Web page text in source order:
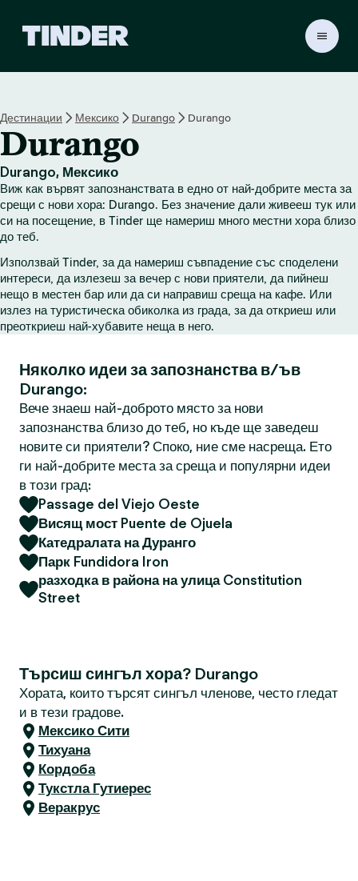
r
Н
а
а
л
о
Дестинации Мексико Durango Durango
Durango
Durango, Мексико
Виж как вървят запознанствата в едно от най-добрите места за
срещи с нови хора: Durango. Без значение дали живееш тук или
си на посещение, в Tinder ще намериш много местни хора близо
до теб.
Използвай Tinder, за да намериш съвпадение със споделени
интереси, да излезеш за вечер с нови приятели, да пийнеш
нещо в местен бар или да си направиш среща на кафе. Или
излез на туристическа обиколка из града, за да откриеш или
преоткриеш най-хубавите неща в него.
Няколко идеи за запознанства в/ъв
Durango:
Вече знаеш най-доброто място за нови
запознанства близо до теб, но къде ще заведеш
новите си приятели? Споко, ние сме насреща. Ето
ги най-добрите места за среща и популярни идеи
в този град:
Passage del Viejo Oeste
Висящ мост Puente de Ojuela
Катедралата на Дуранго
Парк Fundidora Iron
разходка в района на улица Constitution
Street
Търсиш сингъл хора? Durango
Хората, които търсят сингъл членове, често гледат
и в тези градове.
Мексико Сити
Тихуана
Кордоба
Тукстла Гутиерес
Веракрус